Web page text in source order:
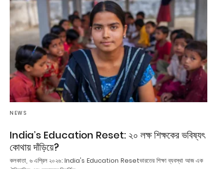
NEWS
India’s Education Reset: ২০ লক্ষ শিক্ষকের ভবিষ্যৎ
কোথায় দাঁড়িয়ে?
কলকাতা, ৬ এপ্রিল ২০২৬: India's Education Resetভারতের শিক্ষা ব্যবস্থা আজ এক